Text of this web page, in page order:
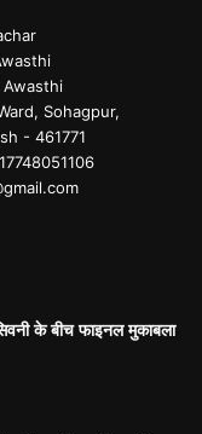
Awasthi
Sohagpur,
- 461771
के बीच फाइनल मुकाबला